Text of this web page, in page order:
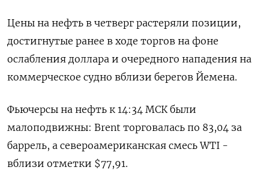
Цены на нефть в четверг растеряли позиции,
достигнутые ранее в ходе торгов на фоне
ослабления доллара и очередного нападения на
коммерческое судно вблизи берегов Йемена.
Фьючерсы на нефть к 14:34 МСК были
малоподвижны: Brent торговалась по 83,04 за
баррель, а североамериканская смесь WTI -
вблизи отметки $77,91.